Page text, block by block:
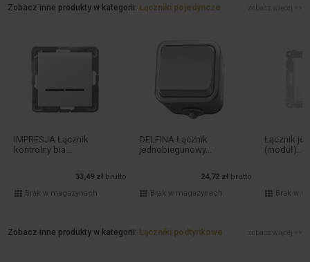
Zobacz inne produkty w kategorii: Łączniki pojedyncze zobacz więcej >>
IMPRESJA Łącznik
kontrolny bia...
33,49 zł
brutto
Brak w magazynach
DELFINA Łącznik
jednobiegunowy...
24,72 zł
brutto
Brak w magazynach
Łącznik
(moduł)...
Brak w
Zobacz inne produkty w kategorii: Łączniki podtynkowe zobacz więcej >>